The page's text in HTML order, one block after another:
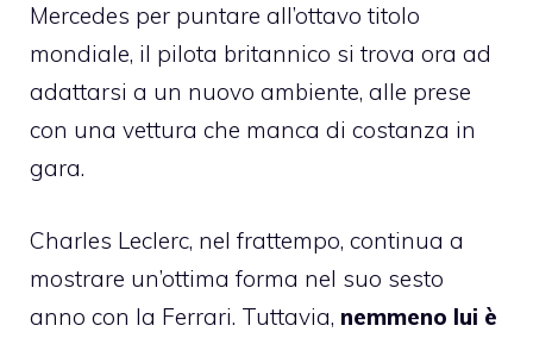
Mercedes per puntare all’ottavo titolo
mondiale, il pilota britannico si trova ora ad
adattarsi a un nuovo ambiente, alle prese
con una vettura che manca di costanza in
gara.
Charles Leclerc, nel frattempo, continua a
mostrare un’ottima forma nel suo sesto
anno con la Ferrari. Tuttavia, nemmeno lui è